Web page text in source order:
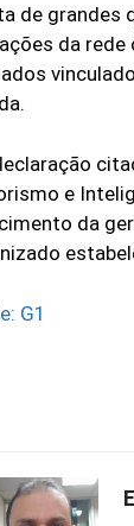
de grandes
da
e
da
G1